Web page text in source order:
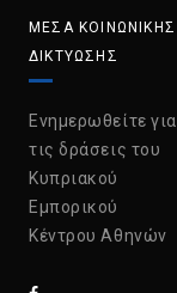
ΜΈΣΑ ΚΟΙΝΩΝΙΚΉΣ
ΔΙΚΤΎΩΣΗΣ
Ενημερωθείτε για
τις δράσεις του
Κυπριακού
Εμπορικού
Κέντρου Αθηνών